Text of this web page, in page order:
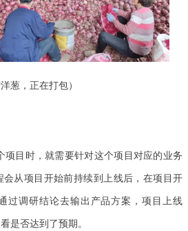
葱，正在打包）
项目时，就需要针对这个项目对应的业务
从项目开始前持续到上线后，在项目开
过调研结论去输出产品方案，项目上线
是否达到了预期。